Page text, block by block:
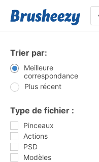
Trier par:
Meilleure
correspondance
Plus récent
Type de fichier :
Pinceaux
Actions
PSD
Modèles